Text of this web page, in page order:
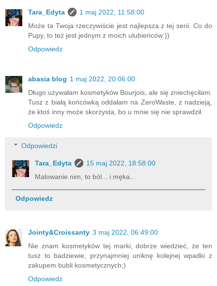
Tara_Edyta
1 maj 2022, 11:58:00
Może ta Twoja rzeczywiście jest najlepsza z tej serii. Co do
Pupy, to też jest jednym z moich ulubieńców:))
Odpowiedz
abasia blog 1 maj 2022, 20:06:00
Długo używałam kosmetyków Bourjois, ale się zniechęciłam.
Tusz z białą końcówką oddałam na ZeroWaste, z nadzieją,
że ktoś inny może skorzysta, bo u mnie się nie sprawdził.
Odpowiedz
Odpowiedzi
Tara_Edyta
15 maj 2022, 18:58:00
Malowanie nim, to ból... i męka...
Odpowiedz
Jointy&Croissanty 3 maj 2022, 06:49:00
Nie znam kosmetyków tej marki, dobrze wiedzieć, że ten
tusz to badziewie, przynajmniej uniknę kolejnej wpadki z
zakupem bubli kosmetycznych;)
Odpowiedz